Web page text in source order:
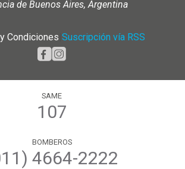
de Buenos Aires, Argentina
Condiciones Suscripción vía RSS
SAME
107
BOMBEROS
4664-2222